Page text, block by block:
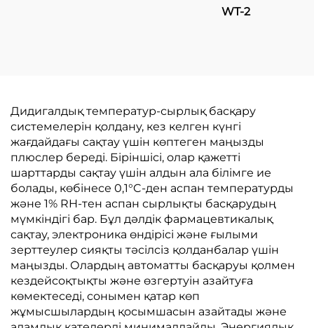
WT-2
Дидигалдық температур-сырлық басқару
системелерін қолдану, кез келген күнгі
жағдайдағы сақтау үшін көптеген маңызды
плюслер береді. Біріншісі, олар қажетті
шарттарды сақтау үшін алдын ала білімге ие
болады, көбінесе 0,1°C-ден аспан температурды
және 1% RH-тен аспан сырлықты басқарудың
мүмкіндігі бар. Бұл дәлдік фармацевтикалық
сақтау, электроника өндірісі және ғылыми
зерттеулер сияқты тәсілсіз қолданбалар үшін
маңызды. Олардың автоматты басқаруы қолмен
кездейсоқтықты және өзгертуін азайтуға
көмектеседі, сонымен қатар көп
жұмысшылардың қосымшасын азайтады және